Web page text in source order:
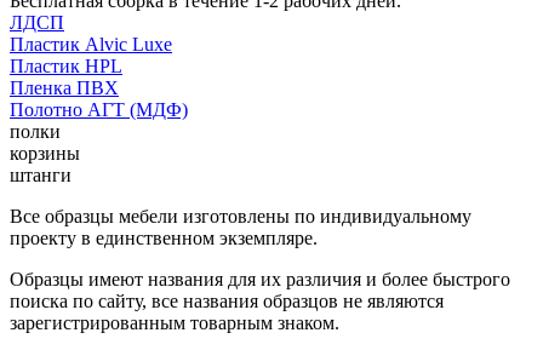
ЛДСП
Пластик Alvic Luxe
Пластик HPL
Пленка ПВХ
Полотно АГТ (МДФ)
полки
корзины
штанги
Все образцы мебели изготовлены по индивидуальному
проекту в единственном экземпляре.
Образцы имеют названия для их различия и более быстрого
поиска по сайту, все названия образцов не являются
зарегистрированным товарным знаком.